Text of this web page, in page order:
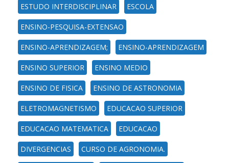
ESTUDO INTERDISCIPLINAR ESCOLA
ENSINO-PESQUISA-EXTENSAO
ENSINO-APRENDIZAGEM; ENSINO-APRENDIZAGEM
ENSINO SUPERIOR ENSINO MEDIO
ENSINO DE FISICA ENSINO DE ASTRONOMIA
ELETROMAGNETISMO EDUCACAO SUPERIOR
EDUCACAO MATEMATICA EDUCACAO
DIVERGENCIAS CURSO DE AGRONOMIA.